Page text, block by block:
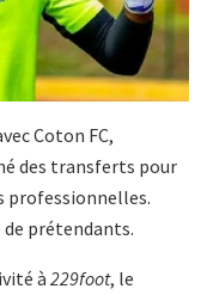
Coton FC,
des transferts pour
professionnelles.
de prétendants.
à 229foot, le